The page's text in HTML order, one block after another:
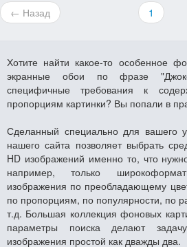
← Назад 1
Хотите найти какое-то особенное
экранные обои по фразе
специфичные требования к
пропорциям картинки? Вы попали в
Сделанный специально для вашего
нашего сайта позволяет выбрать
HD изображений именно то, что
например, только
изображения по преобладающему
по пропорциям, по популярности, по
т.д. Большая коллекция фоновых
параметры поиска делают
изображения простой как дважды два.